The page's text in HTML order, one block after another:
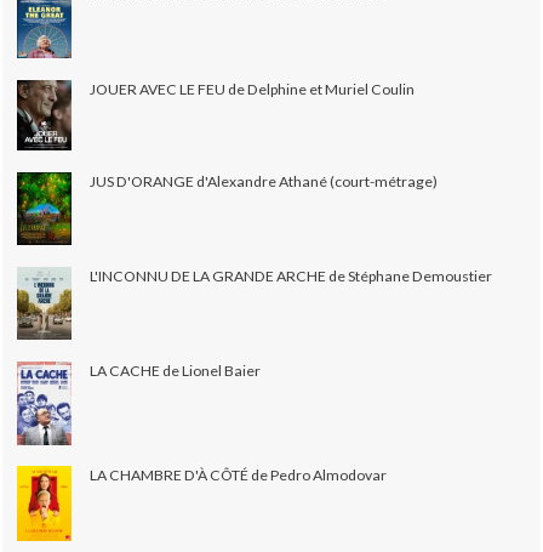
JOUER AVEC LE FEU de Delphine et Muriel Coulin
JUS D'ORANGE d'Alexandre Athané (court-métrage)
L'INCONNU DE LA GRANDE ARCHE de Stéphane Demoustier
LA CACHE de Lionel Baier
LA CHAMBRE D'À CÔTÉ de Pedro Almodovar